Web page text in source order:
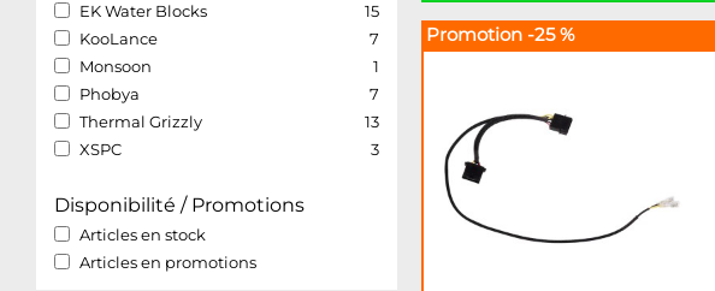
EK Water Blocks
15
KooLance
7
Monsoon
1
Phobya
7
Thermal Grizzly
13
XSPC
3
Disponibilité / Promotions
Articles en stock
Articles en promotions
Promotion -25 %